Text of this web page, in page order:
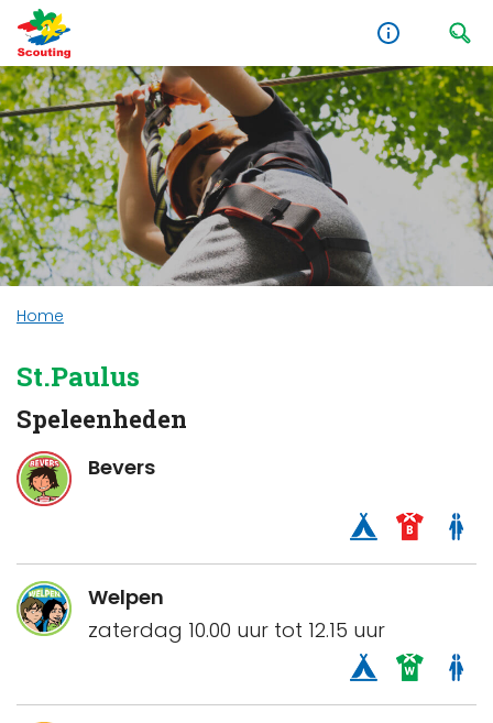
Home
St.Paulus
Speleenheden
Bevers
Welpen
zaterdag 10.00 uur tot 12.15 uur